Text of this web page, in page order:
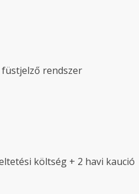
rendszer
költség + 2 havi kaució